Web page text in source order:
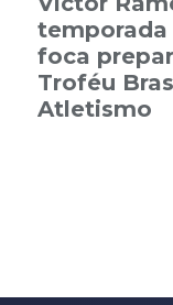
temporada
foca
Troféu
Atletismo